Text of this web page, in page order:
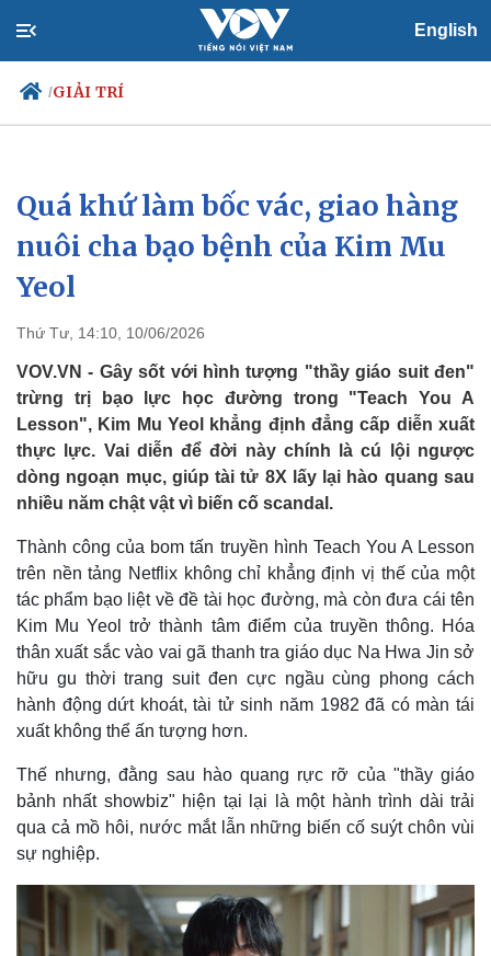
English
/GIẢI TRÍ
Chính trị
Đảng
Tổ chức nhân sự
Quốc hội
Xã hội
Tin 24h
Dự báo thời tiết
Quá khứ làm bốc vác, giao hàng
nuôi cha bạo bệnh của Kim Mu
Yeol
Thứ Tư, 14:10, 10/06/2026
VOV.VN - Gây sốt với hình tượng "thầy giáo suit đen"
trừng trị bạo lực học đường trong "Teach You A
Lesson", Kim Mu Yeol khẳng định đẳng cấp diễn xuất
thực lực. Vai diễn để đời này chính là cú lội ngược
dòng ngoạn mục, giúp tài tử 8X lấy lại hào quang sau
nhiều năm chật vật vì biến cố scandal.
Thành công của bom tấn truyền hình Teach You A Lesson
trên nền tảng Netflix không chỉ khẳng định vị thế của một
tác phẩm bạo liệt về đề tài học đường, mà còn đưa cái tên
Kim Mu Yeol trở thành tâm điểm của truyền thông. Hóa
thân xuất sắc vào vai gã thanh tra giáo dục Na Hwa Jin sở
hữu gu thời trang suit đen cực ngầu cùng phong cách
hành động dứt khoát, tài tử sinh năm 1982 đã có màn tái
xuất không thể ấn tượng hơn.
Thế nhưng, đằng sau hào quang rực rỡ của "thầy giáo
bảnh nhất showbiz" hiện tại lại là một hành trình dài trải
qua cả mồ hôi, nước mắt lẫn những biến cố suýt chôn vùi
sự nghiệp.